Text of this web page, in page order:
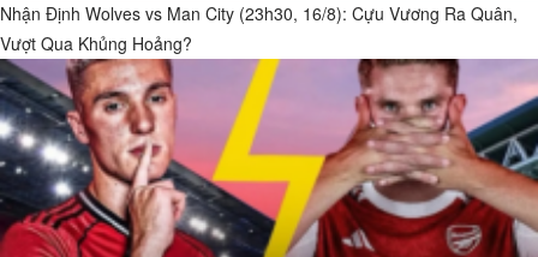
Nhận Định Wolves vs Man City (23h30, 16/8): Cựu Vương Ra Quân,
Vượt Qua Khủng Hoảng?